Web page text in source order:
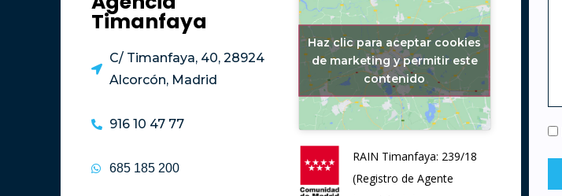
Timanfaya
C/ Timanfaya, 40, 28924
Alcorcón, Madrid
916 10 47 77
685 185 200
Haz clic para aceptar cookies
de marketing y permitir este
contenido
RAIN Timanfaya: 239/18
(Registro de Agente